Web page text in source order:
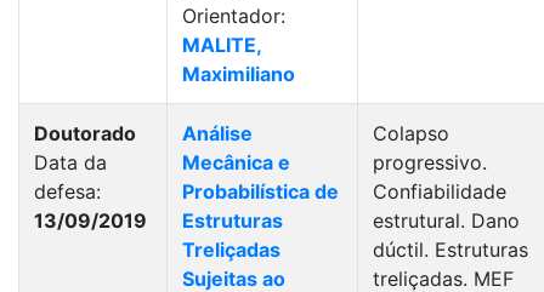
Orientador:
MALITE,
Maximiliano
Doutorado
Data da
defesa:
13/09/2019
Análise
Mecânica e
Probabilística de
Estruturas
Treliçadas
Sujeitas ao
Colapso
progressivo.
Confiabilidade
estrutural. Dano
dúctil. Estruturas
treliçadas. MEF